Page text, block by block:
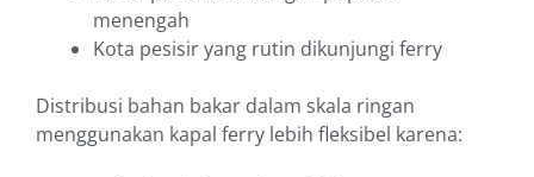
menengah
Kota pesisir yang rutin dikunjungi ferry
Distribusi bahan bakar dalam skala ringan
menggunakan kapal ferry lebih fleksibel karena: